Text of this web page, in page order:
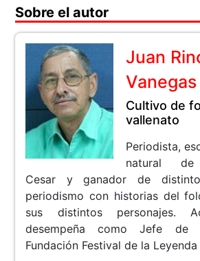
Sobre el autor
Juan
Vanegas
Cultivo de
vallenato
Periodista,
natural de
Cesar y ganador de
periodismo con historias del
sus distintos personajes.
desempeña como Jefe de
Fundación Festival de la Leyenda